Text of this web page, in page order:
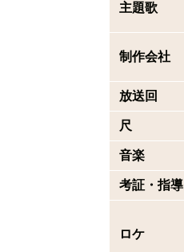
主題歌
制作会社
放送回
尺
音楽
考証・指導
ロケ